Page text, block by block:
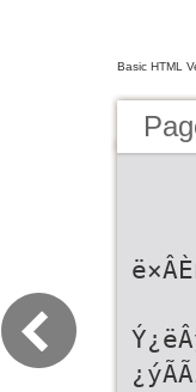
Basic HTML